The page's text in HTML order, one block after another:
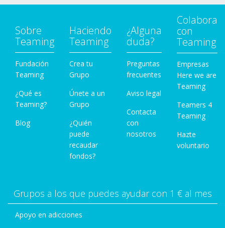
Sobre
Teaming
Fundación
Teaming
¿Qué es
Teaming?
Blog
Haciendo
Teaming
Crea tu
Grupo
Únete a un
Grupo
¿Quién
puede
recaudar
fondos?
¿Alguna
duda?
Preguntas
frecuentes
Aviso legal
Contacta
con
nosotros
Colabora
con
Teaming
Empresas
Here we are
Teaming
Teamers 4
Teaming
Hazte
voluntario
Grupos a los que puedes ayudar con 1 € al mes
Apoyo en adicciones